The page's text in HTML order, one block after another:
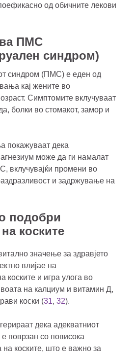
од обичните лекови
ПМС
синдром)
синдром (ПМС) е еден од
кај жените во
Симптомите вклучуваат
болки во стомакот, замор и
покажуваат дека
може да ги намалат
вклучувајќи промени во
и задржување на
подобри
коските
значење за здравјето
влијае на
коските и игра улога во
на калциум и витамин Д,
коски (31, 32).
дека адекватниот
поврзан со повисока
на коските, што е важно за